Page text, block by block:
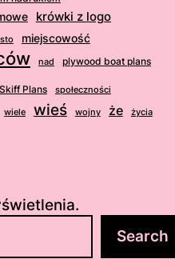
krówki z logo
miejscowość
nad plywood boat plans
Skiff Plans społeczności
wiele wieś wojny że życia
Search